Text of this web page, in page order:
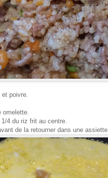
poivre.
4 du riz frit au centre.
de la retourner dans une assiette.